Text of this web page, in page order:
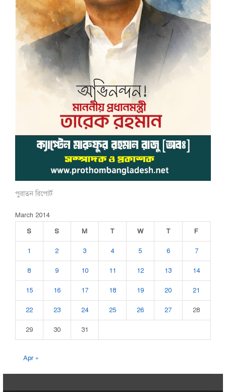
পুরাতন রিপোর্ট
March 2014
S
S M T W T F
1 2 3 4 5 6 7
8 9 10 11 12 13 14
15 16 17 18 19 20 21
22 23 24 25 26 27 28
29 30 31
Apr »